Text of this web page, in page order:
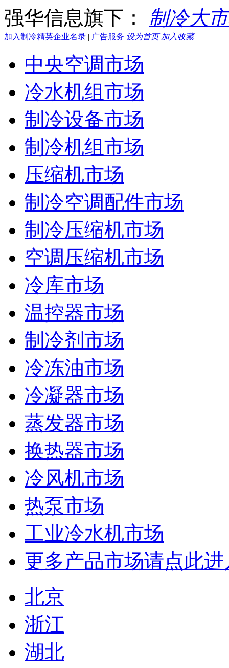
强华信息旗下： 制冷大
加入制冷精英企业名录 | 广告服务 设为首页 加入收藏
中央空调市场
冷水机组市场
制冷设备市场
制冷机组市场
压缩机市场
制冷空调配件市场
制冷压缩机市场
空调压缩机市场
冷库市场
温控器市场
制冷剂市场
冷冻油市场
冷凝器市场
蒸发器市场
换热器市场
冷风机市场
热泵市场
工业冷水机市场
更多产品市场请点此进
北京
浙江
湖北